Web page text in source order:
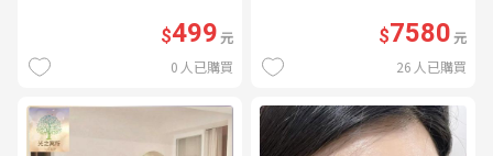
$499元
0 人已購買
$7580元
26 人已購買